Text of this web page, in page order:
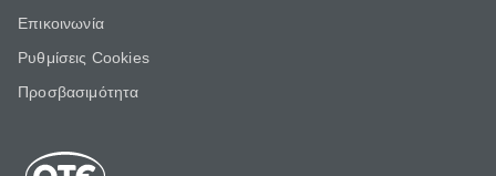
Επικοινωνία
Ρυθμίσεις Cookies
Προσβασιμότητα